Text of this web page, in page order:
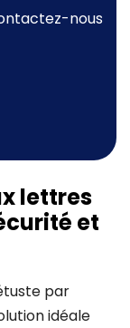
nous
lettres
et
par
idéale